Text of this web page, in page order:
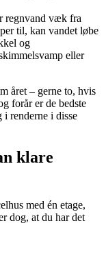
regnvand væk fra
til, kan vandet løbe
og
eller
året – gerne to, hvis
forår er de bedste
i renderne i disse
klare
med én etage,
dog, at du har det